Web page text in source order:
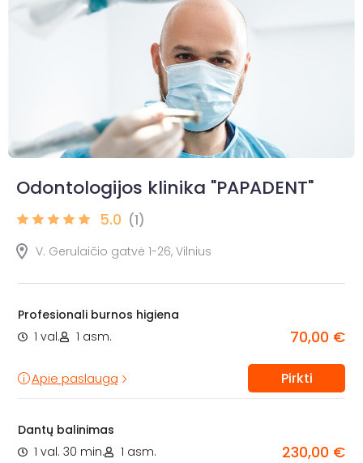
Odontologijos klinika "PAPADENT"
5.0 (1)
V. Gerulaičio gatvė 1-26, Vilnius
Profesionali burnos higiena
1 val.
1 asm. 70,00 €
Apie paslaugą Pirkti
Dantų balinimas
1 val. 30 min.
1 asm. 230,00 €